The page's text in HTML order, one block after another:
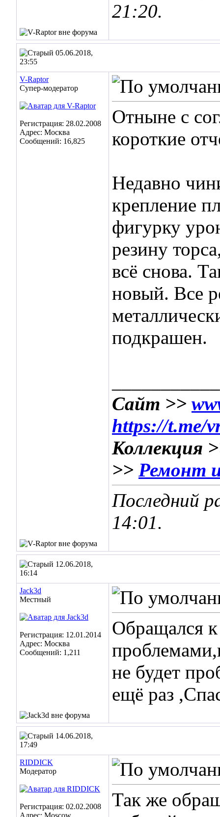
21:20.
05.06.2018,
23:55
V-Raptor
Супер-модератор
Регистрация: 28.02.2008
Адрес: Москва
Сообщений: 16,825
Отныне с
короткие
Недавно
крепление
фигурку
резину
всё снова.
новый. Все
подкрашен.
Сайт >>
https://t.me/
Коллекция
>> Ремонт
Последний
14:01.
12.06.2018,
16:14
Jack3d
Местный
Регистрация: 12.01.2014
Адрес: Москва
Сообщений: 1,211
Обращался
не будет
ещё раз
14.06.2018,
17:49
RIDDICK
Модератор
Регистрация: 02.02.2008
Адрес: Moscow
Так же